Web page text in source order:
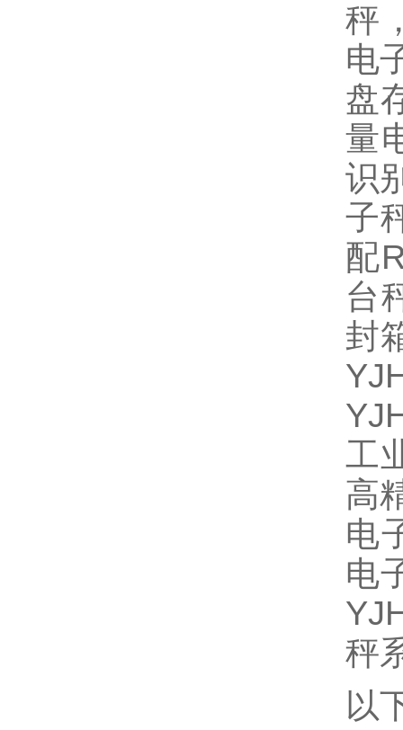
秤
电
盘
量
识
子
配
台
封
工
高
电
电
秤
以